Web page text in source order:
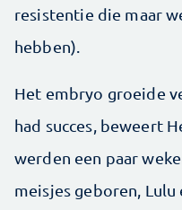
resistentie die maar
hebben).
Het embryo groeide
had succes, beweert
werden een paar
meisjes geboren, Lulu